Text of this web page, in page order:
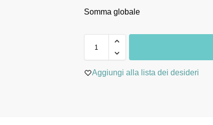
Somma globale
Aggiungi alla lista dei desideri